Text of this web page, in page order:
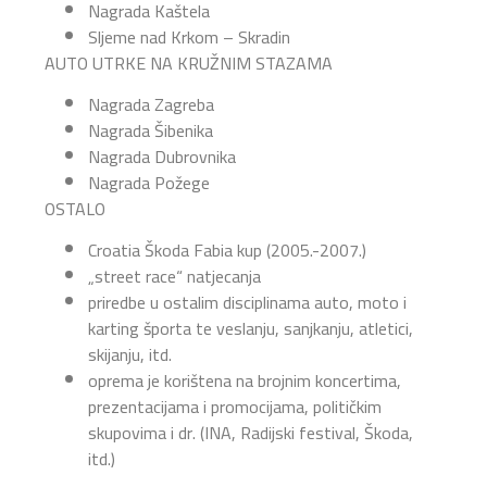
Nagrada Kaštela
Sljeme nad Krkom – Skradin
AUTO UTRKE NA KRUŽNIM STAZAMA
Nagrada Zagreba
Nagrada Šibenika
Nagrada Dubrovnika
Nagrada Požege
OSTALO
Croatia Škoda Fabia kup (2005.-2007.)
„street race“ natjecanja
priredbe u ostalim disciplinama auto, moto i
karting športa te veslanju, sanjkanju, atletici,
skijanju, itd.
oprema je korištena na brojnim koncertima,
prezentacijama i promocijama, političkim
skupovima i dr. (INA, Radijski festival, Škoda,
itd.)